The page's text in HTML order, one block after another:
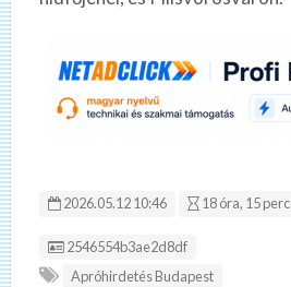
2026.05.12 10:46 18 óra, 15 perc
Hirdetés ID:
2546554b3ae2d8df
Apróhirdetés Budapest